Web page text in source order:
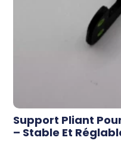
Support Pliant
– Stable Et